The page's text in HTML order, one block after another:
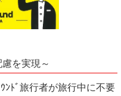
を実現～
ﾝﾄﾞ旅行者が旅行中に不要